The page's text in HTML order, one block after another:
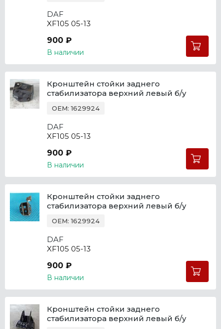
DAF
XF105 05-13
900 ₽
В наличии
Кронштейн стойки заднего
стабилизатора верхний левый б/у
OEM: 1629924
DAF
XF105 05-13
900 ₽
В наличии
Кронштейн стойки заднего
стабилизатора верхний левый б/у
OEM: 1629924
DAF
XF105 05-13
900 ₽
В наличии
Кронштейн стойки заднего
стабилизатора верхний левый б/у